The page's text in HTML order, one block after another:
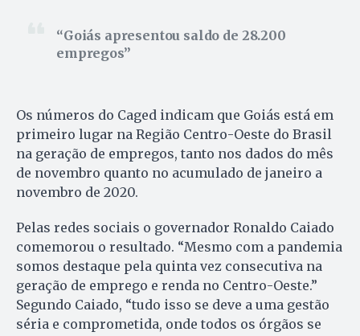
Goiás apresentou saldo de 28.200
empregos
Os números do Caged indicam que Goiás está em
primeiro lugar na Região Centro-Oeste do Brasil
na geração de empregos, tanto nos dados do mês
de novembro quanto no acumulado de janeiro a
novembro de 2020.
Pelas redes sociais o governador Ronaldo Caiado
comemorou o resultado. “Mesmo com a pandemia
somos destaque pela quinta vez consecutiva na
geração de emprego e renda no Centro-Oeste.”
Segundo Caiado, “tudo isso se deve a uma gestão
séria e comprometida, onde todos os órgãos se